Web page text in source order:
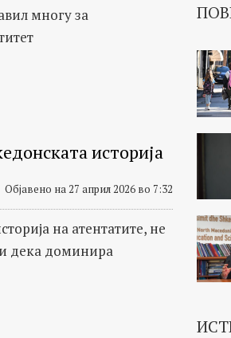
многу за
историја
Објавено на 27 април 2026 во 7:32
на атентатите, не
дека доминира